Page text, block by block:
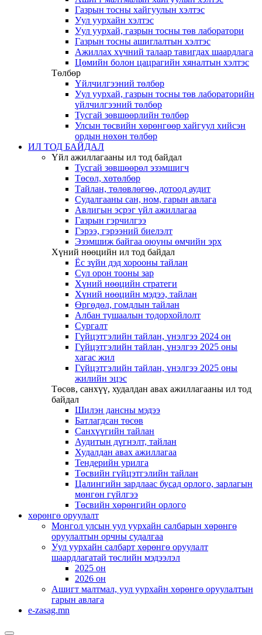
Газрын тосны хайгуулын хэлтэс
Уул уурхайн хэлтэс
Уул уурхай, газрын тосны төв лаборатори
Газрын тосны ашиглалтын хэлтэс
Ажиллах хүчний талаар тавигдах шаардлага
Цөмийн болон цацрагийн хяналтын хэлтэс
Төлбөр
Үйлчилгээний төлбөр
Уул уурхай, газрын тосны төв лабораторийн
үйлчилгээний төлбөр
Тусгай зөвшөөрлийн төлбөр
Улсын төсвийн хөрөнгөөр хайгуул хийсэн
ордын нөхөн төлбөр
ИЛ ТОД БАЙДАЛ
Үйл ажиллагааны ил тод байдал
Тусгай зөвшөөрөл эзэмшигч
Төсөл, хөтөлбөр
Тайлан, төлөвлөгөө, дотоод аудит
Судалгааны сан, ном, гарын авлага
Авлигын эсрэг үйл ажиллагаа
Газрын гэрчилгээ
Гэрээ, гэрээний биелэлт
Эзэмшиж байгаа оюуны өмчийн эрх
Хүний нөөцийн ил тод байдал
Ёс зүйн дэд хорооны тайлан
Сул орон тооны зар
Хүний нөөцийн стратеги
Хүний нөөцийн мэдээ, тайлан
Өргөдөл, гомдлын тайлан
Албан тушаалын тодорхойлолт
Сургалт
Гүйцэтгэлийн тайлан, үнэлгээ 2024 он
Гүйцэтгэлийн тайлан, үнэлгээ 2025 оны
хагас жил
Гүйцэтгэлийн тайлан, үнэлгээ 2025 оны
жилийн эцэс
Төсөв, санхүү, худалдан авах ажиллагааны ил тод
байдал
Шилэн дансны мэдээ
Батлагдсан төсөв
Санхүүгийн тайлан
Аудитын дүгнэлт, тайлан
Худалдан авах ажиллагаа
Тендерийн урилга
Төсвийн гүйцэтгэлийн тайлан
Цалингийн зардлаас бусад орлого, зарлагын
мөнгөн гүйлгээ
Төсвийн хөрөнгийн орлого
хөрөнгө оруулалт
Монгол улсын уул уурхайн салбарын хөрөнгө
оруулалтын орчны судалгаа
Уул уурхайн салбарт хөрөнгө оруулалт
шаардлагатай төслийн мэдээлэл
2025 он
2026 он
Ашигт малтмал, уул уурхайн хөрөнгө оруулалтын
гарын авлага
e-zasag.mn